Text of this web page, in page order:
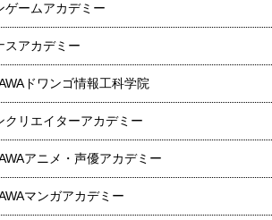
ゲームアカデミー
スアカデミー
ドワンゴ情報工科学院
クリエイターアカデミー
アニメ・声優アカデミー
マンガアカデミー